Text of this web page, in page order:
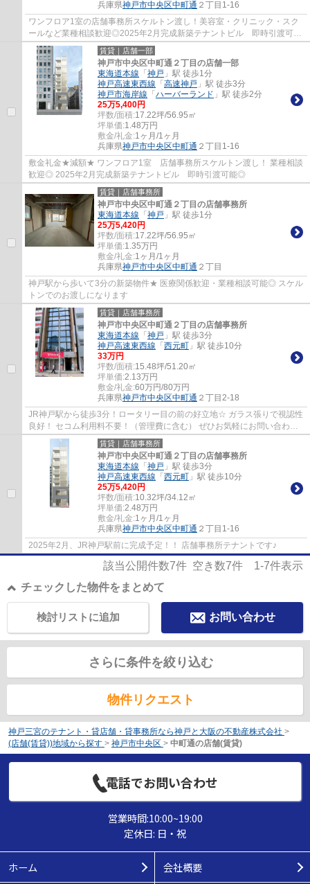
兵庫県神戸市中央区中町通 ２丁目1-16
ワンフロア1室の店舗事務所スケルトン渡し！美容室・クリニック・スク
ールなど業種相談歓迎◎2025年2月完成新築テナントビル 即時引渡可能
◎ ぜひお気軽にお問い合わせください♪
賃貸｜店舗一部
神戸市中央区中町通２丁目の店舗一部
東海道本線 「 神戸 」駅 徒歩1分
神戸高速東西線 「 高速神戸 」駅 徒歩3分
神戸市海岸線 「 ハーバーランド 」駅 徒歩2分
25万5,400円
坪数/面積:17.22坪/56.95㎡
坪単価:1.48万円
敷金/礼金:1ヶ月/1ヶ月
兵庫県神戸市中央区中町通 ２丁目1-16
敷金礼金★減額★ ワンフロア1室 店舗事務所スケルトン渡し！ 業種相談
歓迎◎ 2025年2月完成新築テナントビル 即時引渡可能◎
賃貸｜店舗事務所
神戸市中央区中町通２丁目の店舗事務所
東海道本線 「 神戸 」駅 徒歩1分
25万5,420円
坪数/面積:17.22坪/56.95㎡
坪単価:1.35万円
敷金/礼金:1ヶ月/1ヶ月
兵庫県神戸市中央区中町通 ２丁目
神戸駅から歩いて3分の新築物件★ 医療関係歓迎・業種相談可能◎ スケル
トンでのお渡しになります
賃貸｜店舗事務所
神戸市中央区中町通２丁目の店舗事務所
東海道本線 「 神戸 」駅 徒歩3分
神戸高速東西線 「 西元町 」駅 徒歩10分
33万円
坪数/面積:15.48坪/51.20㎡
坪単価:2.13万円
敷金/礼金:60万円/80万円
兵庫県神戸市中央区中町通 ２丁目2-18
JR神戸駅から徒歩3分！ロータリー目の前の好立地☆ ガラス張りで視認性
良好！ セコム利用料不要！（管理費に含む） ぜひお気軽にお問い合わせ
ください♪
賃貸｜店舗事務所
神戸市中央区中町通２丁目の店舗事務所
東海道本線 「 神戸 」駅 徒歩3分
神戸高速東西線 「 西元町 」駅 徒歩10分
25万5,420円
坪数/面積:10.32坪/34.12㎡
坪単価:2.48万円
敷金/礼金:1ヶ月/1ヶ月
兵庫県神戸市中央区中町通 ２丁目1-16
2025年2月、JR神戸駅前に完成予定！！ 店舗事務所テナントです♪
該当公開件数7件 空き数7件 1-7件表示
チェックした物件をまとめて
お問い合わせ
検討リストに追加
さらに条件を絞り込む
物件リクエスト
神戸三宮のテナント・貸店舗・貸事務所なら神戸と大阪の不動産株式会社 >
(店舗(賃貸))地域から探す > 神戸市中央区 > 中町通の店舗(賃貸)
電話でお問い合わせ
営業時間:10:00~19:00
定休日: 日・祝
ホーム 会社概要